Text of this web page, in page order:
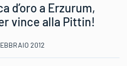
d’oro a Erzurum,
vince alla Pittin!
2012